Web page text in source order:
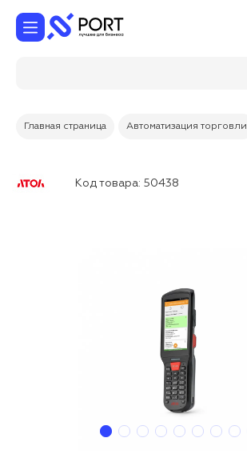
Главная страница Автоматизация торговли
Код товара: 50438